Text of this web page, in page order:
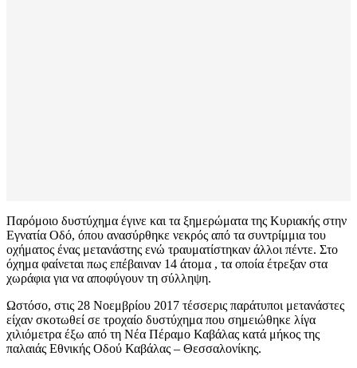
Παρόμοιο δυστύχημα έγινε και τα ξημερώματα της Κυριακής στην
Εγνατία Οδό, όπου ανασύρθηκε νεκρός από τα συντρίμμια του
οχήματος ένας μετανάστης ενώ τραυματίστηκαν άλλοι πέντε. Στο
όχημα φαίνεται πως επέβαιναν 14 άτομα , τα οποία έτρεξαν στα
χωράφια για να αποφύγουν τη σύλληψη.
Ωστόσο, στις 28 Νοεμβρίου 2017 τέσσερις παράτυποι μετανάστες
είχαν σκοτωθεί σε τροχαίο δυστύχημα που σημειώθηκε λίγα
χιλιόμετρα έξω από τη Νέα Πέραμο Καβάλας κατά μήκος της
παλαιάς Εθνικής Οδού Καβάλας – Θεσσαλονίκης.